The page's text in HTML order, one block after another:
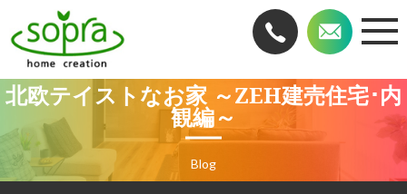
北欧テイストなお家 ～ZEH建売住宅･内
観編～
Blog